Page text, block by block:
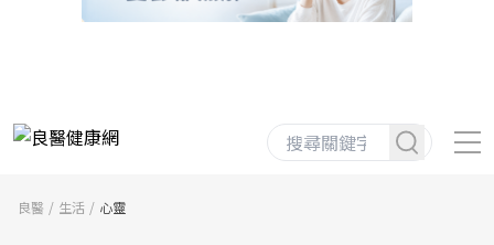
良醫 生活 心靈